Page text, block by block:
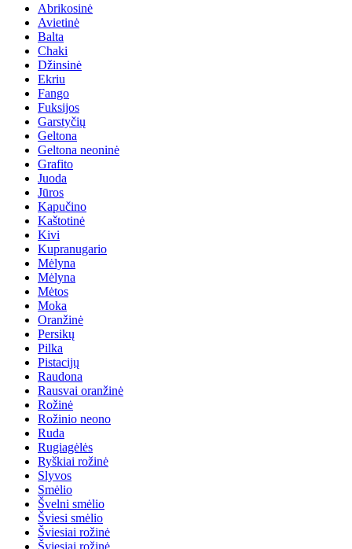
Abrikosinė
Avietinė
Balta
Chaki
Džinsinė
Ekriu
Fango
Fuksijos
Garstyčių
Geltona
Geltona neoninė
Grafito
Juoda
Jūros
Kapučino
Kaštotinė
Kivi
Kupranugario
Mėlyna
Mėlyna
Mėtos
Moka
Oranžinė
Persikų
Pilka
Pistacijų
Raudona
Rausvai oranžinė
Rožinė
Rožinio neono
Ruda
Rugiagėlės
Ryškiai rožinė
Slyvos
Smėlio
Švelni smėlio
Šviesi smėlio
Šviesiai rožinė
Šviesiai rožinė